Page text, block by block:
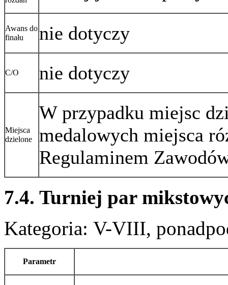
Awans do
finału
nie dotyczy
C/O nie dotyczy
Miejsca
dzielone
W przypadku miejsc
medalowych miejsca
Regulaminem
7.4. Turniej par
Kategoria: V-VIII,
Parametr